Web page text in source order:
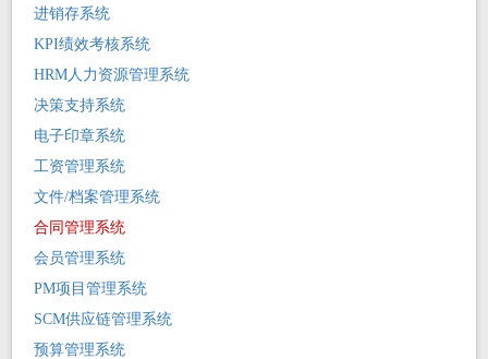
进销存系统
KPI绩效考核系统
HRM人力资源管理系统
决策支持系统
电子印章系统
工资管理系统
文件/档案管理系统
合同管理系统
会员管理系统
PM项目管理系统
SCM供应链管理系统
预算管理系统